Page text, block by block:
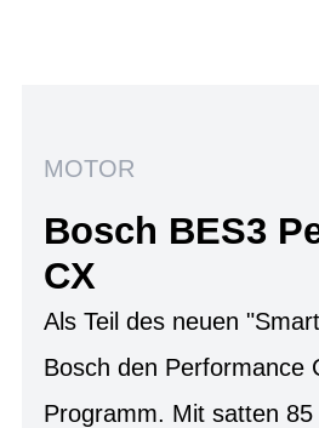
MOTOR
Bosch BES3
CX
Als Teil des neuen
Bosch den Performance
Programm. Mit satten 85